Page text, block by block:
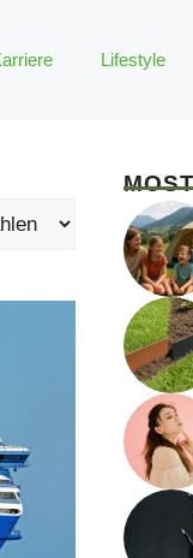
Lifestyle